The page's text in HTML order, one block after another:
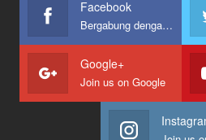
Facebook
Bergabung dengan kami
Google+
Join us on Google